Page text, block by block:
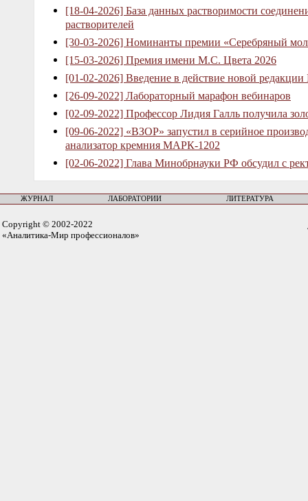
[18-04-2026] База данных растворимости
растворителей
[30-03-2026] Номинанты премии «Серебряный
[15-03-2026] Премия имени М.С. Цвета 2026
[01-02-2026] Введение в действие новой
[26-09-2022] Лабораторный марафон вебинаров
[02-09-2022] Профессор Лидия Галль получила
[09-06-2022] «ВЗОР» запустил в серийное
анализатор кремния МАРК-1202
[02-06-2022] Глава Минобрнауки РФ обсудил с
ЖУРНАЛ ЛАБОРАТОРИИ ЛИТЕРАТУРА
Copyright © 2002-2022
«Аналитика-Мир профессионалов»